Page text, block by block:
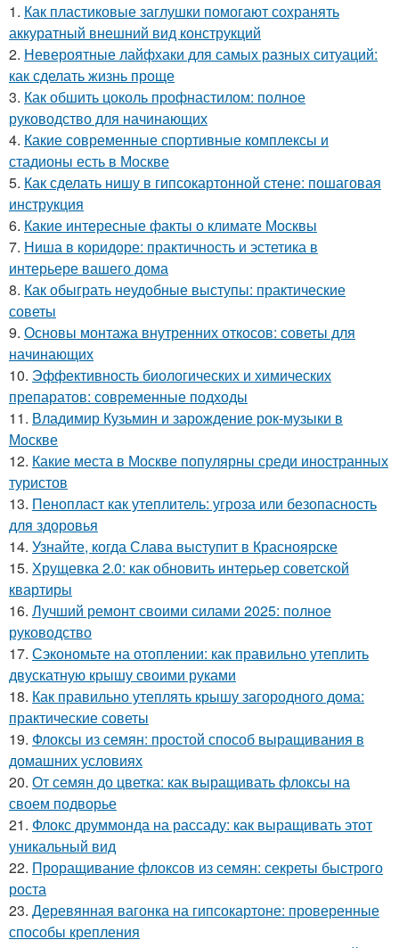
1. Как пластиковые заглушки помогают сохранять
аккуратный внешний вид конструкций
2. Невероятные лайфхаки для самых разных ситуаций:
как сделать жизнь проще
3. Как обшить цоколь профнастилом: полное
руководство для начинающих
4. Какие современные спортивные комплексы и
стадионы есть в Москве
5. Как сделать нишу в гипсокартонной стене: пошаговая
инструкция
6. Какие интересные факты о климате Москвы
7. Ниша в коридоре: практичность и эстетика в
интерьере вашего дома
8. Как обыграть неудобные выступы: практические
советы
9. Основы монтажа внутренних откосов: советы для
начинающих
10. Эффективность биологических и химических
препаратов: современные подходы
11. Владимир Кузьмин и зарождение рок-музыки в
Москве
12. Какие места в Москве популярны среди иностранных
туристов
13. Пенопласт как утеплитель: угроза или безопасность
для здоровья
14. Узнайте, когда Слава выступит в Красноярске
15. Хрущевка 2.0: как обновить интерьер советской
квартиры
16. Лучший ремонт своими силами 2025: полное
руководство
17. Сэкономьте на отоплении: как правильно утеплить
двускатную крышу своими руками
18. Как правильно утеплять крышу загородного дома:
практические советы
19. Флоксы из семян: простой способ выращивания в
домашних условиях
20. От семян до цветка: как выращивать флоксы на
своем подворье
21. Флокс друммонда на рассаду: как выращивать этот
уникальный вид
22. Проращивание флоксов из семян: секреты быстрого
роста
23. Деревянная вагонка на гипсокартоне: проверенные
способы крепления